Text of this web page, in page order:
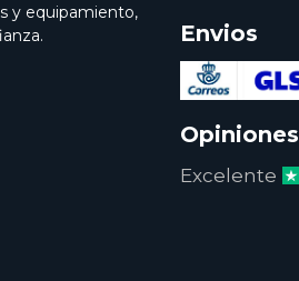
y equipamiento,
Envios
Opiniones
Excelente